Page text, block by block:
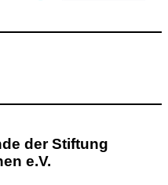
der Stiftung
e.V.